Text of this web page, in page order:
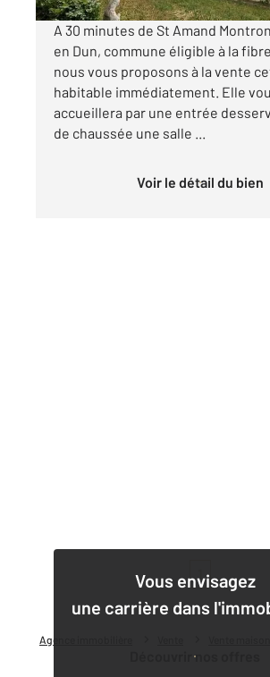
Agence immobilière
A 30 minutes de St Amand
en Dun, commune éligible à la
nous vous proposons à la vente
habitable immédiatement. Elle
accueillera par une entrée
de chaussée une salle ...
Voir le détail du bien
Vous envisagez
une carrière dans
Découvrir nos offres
1